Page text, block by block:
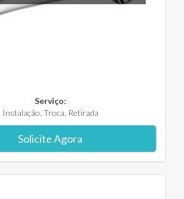
Serviço:
Instalação, Troca, Retirada
Solicite Agora